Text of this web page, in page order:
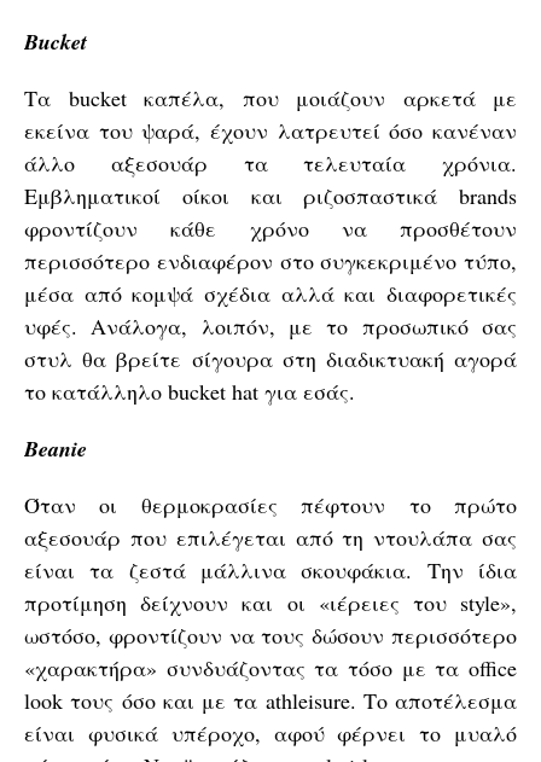
Bucket
Τα bucket καπέλα, που μοιάζουν αρκετά με
εκείνα του ψαρά, έχουν λατρευτεί όσο κανέναν
άλλο αξεσουάρ τα τελευταία χρόνια.
Εμβληματικοί οίκοι και ριζοσπαστικά brands
φροντίζουν κάθε χρόνο να προσθέτουν
περισσότερο ενδιαφέρον στο συγκεκριμένο τύπο,
μέσα από κομψά σχέδια αλλά και διαφορετικές
υφές. Ανάλογα, λοιπόν, με το προσωπικό σας
στυλ θα βρείτε σίγουρα στη διαδικτυακή αγορά
το κατάλληλο bucket hat για εσάς.
Beanie
Όταν οι θερμοκρασίες πέφτουν το πρώτο
αξεσουάρ που επιλέγεται από τη ντουλάπα σας
είναι τα ζεστά μάλλινα σκουφάκια. Την ίδια
προτίμηση δείχνουν και οι «ιέρειες του style»,
ωστόσο, φροντίζουν να τους δώσουν περισσότερο
«χαρακτήρα» συνδυάζοντας τα τόσο με τα office
look τους όσο και με τα athleisure. Το αποτέλεσμα
είναι φυσικά υπέροχο, αφού φέρνει το μυαλό